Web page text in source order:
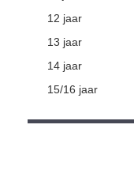
12 jaar
13 jaar
14 jaar
15/16 jaar